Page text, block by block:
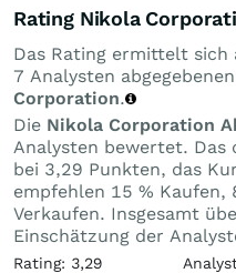
Rating Nikola
Das Rating ermittelt
7 Analysten
Corporation.
Die Nikola Corporation
Analysten bewertet.
bei 3,29 Punkten, das
empfehlen 15 % Kaufen,
Verkaufen. Insgesamt
Einschätzung der
Rating: 3,29